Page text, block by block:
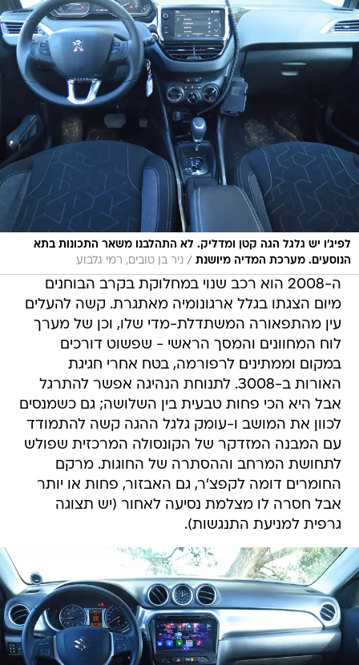
לפיג'ו יש גלגל הגה קטן ומדליק. לא התהלבנו משאר התכונות בתא
הנוסעים. מערכת המדיה מיושנת / ניר בן טובים, רמי גלבוע
ה-2008 הוא רכב שנוי במחלוקת בקרב הבוחנים
מיום הצגתו בגלל ארגונומיה מאתגרת. קשה להעלים
עין מהתפאורה המשתדלת-מדי שלו, וכן של מערך
לוח המחוונים והמסך הראשי - שפשוט דורכים
במקום וממתינים לרפורמה, בטח אחרי חגיגת
האורות ב-3008. לתנוחת הנהיגה אפשר להתרגל
אבל היא הכי פחות טבעית בין השלושה; גם כשמנסים
לכוון את המושב ו-עומק גלגל ההגה קשה להתמודד
עם המבנה המזדקר של הקונסולה המרכזית שפולש
לתחושת המרחב וההסתרה של החוגות. מרקם
החומרים דומה לקפצ'ר, גם האבזור, פחות או יותר
אבל חסרה לו מצלמת נסיעה לאחור (יש תצוגה
גרפית למניעת התנגשות).